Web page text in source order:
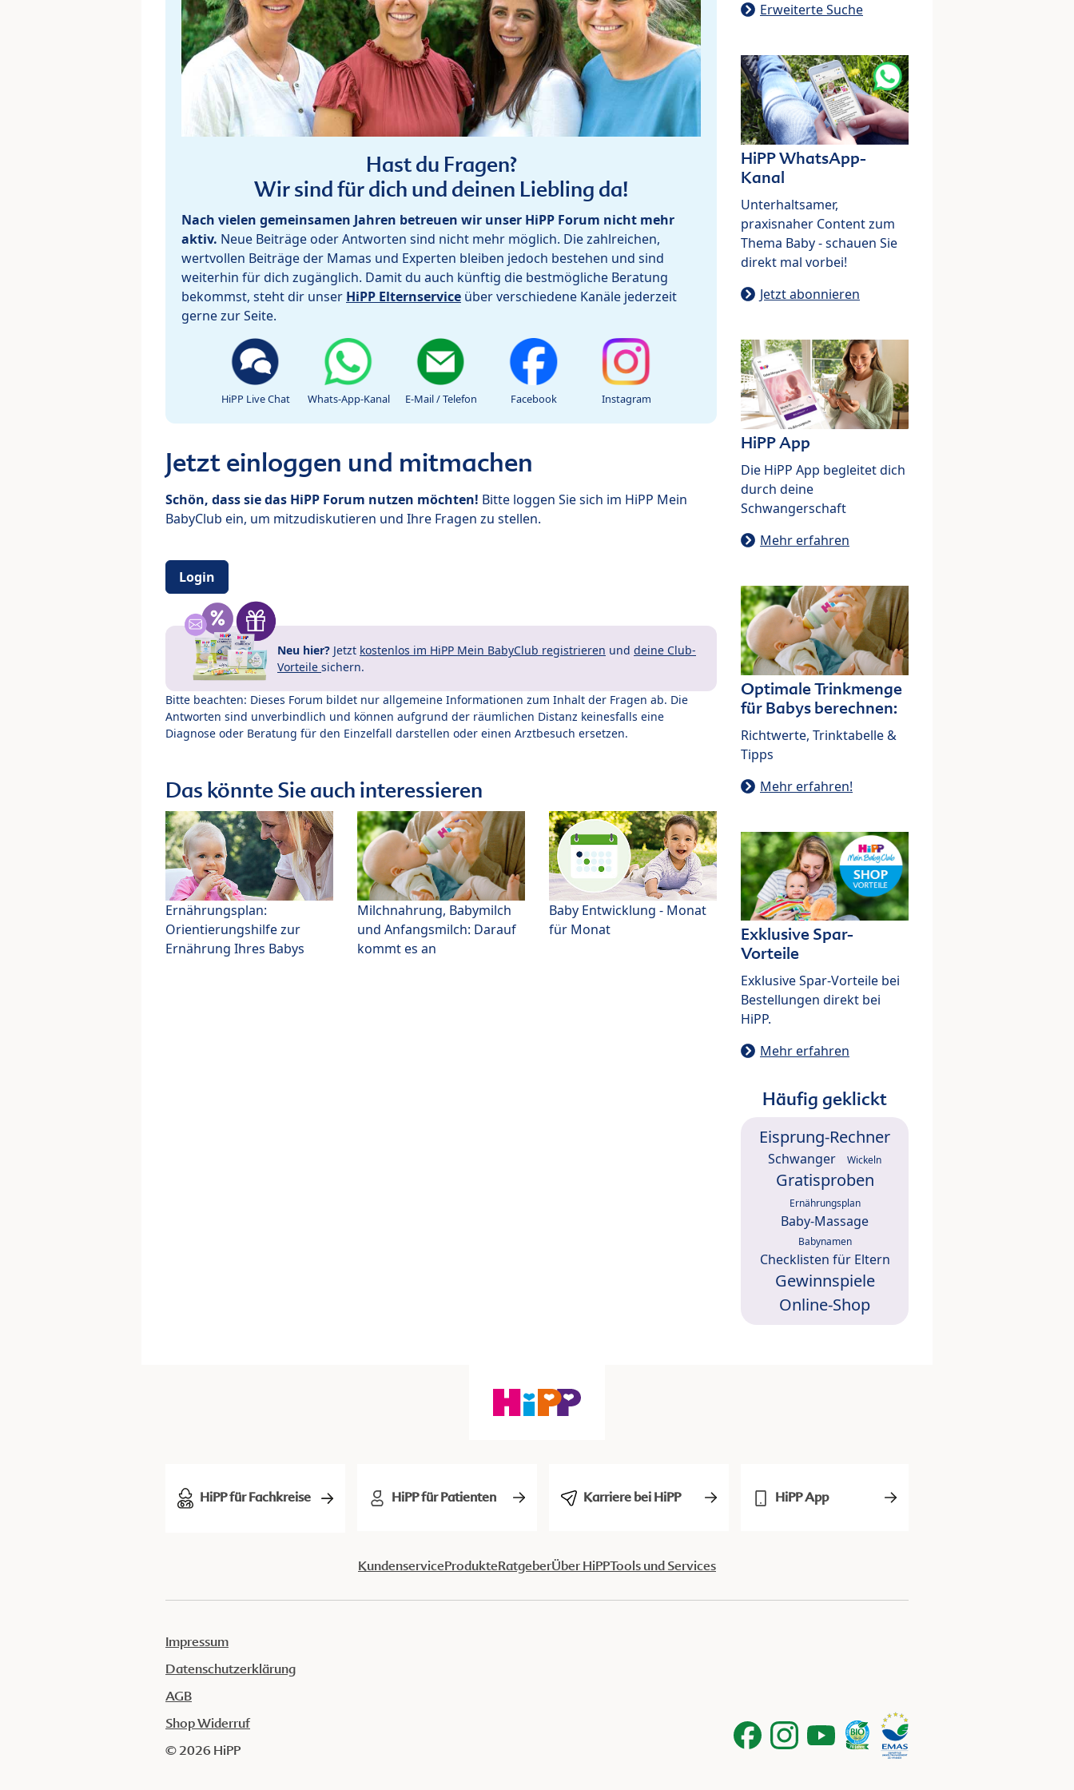
Hast du Fragen?
Wir sind für dich und deinen Liebling da!
Nach vielen gemeinsamen Jahren betreuen wir unser HiPP Forum nicht mehr
aktiv. Neue Beiträge oder Antworten sind nicht mehr möglich. Die zahlreichen,
wertvollen Beiträge der Mamas und Experten bleiben jedoch bestehen und sind
weiterhin für dich zugänglich. Damit du auch künftig die bestmögliche Beratung
bekommst, steht dir unser HiPP Elternservice über verschiedene Kanäle jederzeit
gerne zur Seite.
HiPP Live Chat Whats-App-Kanal E-Mail / Telefon Facebook Instagram
Jetzt einloggen und mitmachen
Schön, dass sie das HiPP Forum nutzen möchten! Bitte loggen Sie sich im HiPP Mein
BabyClub ein, um mitzudiskutieren und Ihre Fragen zu stellen.
Login
Neu hier? Jetzt kostenlos im HiPP Mein BabyClub registrieren und deine Club-
Vorteile sichern.
Bitte beachten: Dieses Forum bildet nur allgemeine Informationen zum Inhalt der Fragen ab. Die
Antworten sind unverbindlich und können aufgrund der räumlichen Distanz keinesfalls eine
Diagnose oder Beratung für den Einzelfall darstellen oder einen Arztbesuch ersetzen.
Das könnte Sie auch interessieren
Ernährungsplan:
Orientierungshilfe zur
Ernährung Ihres Babys
Milchnahrung, Babymilch
und Anfangsmilch: Darauf
kommt es an
Baby Entwicklung - Monat
für Monat
Erweiterte Suche
HiPP WhatsApp-
Kanal
Unterhaltsamer,
praxisnaher Content zum
Thema Baby - schauen Sie
direkt mal vorbei!
Jetzt abonnieren
HiPP App
Die HiPP App begleitet dich
durch deine
Schwangerschaft
Mehr erfahren
Optimale Trinkmenge
für Babys berechnen:
Richtwerte, Trinktabelle &
Tipps
Mehr erfahren!
Exklusive Spar-
Vorteile
Exklusive Spar-Vorteile bei
Bestellungen direkt bei
HiPP.
Mehr erfahren
Häufig geklickt
Eisprung-Rechner
Schwanger Wickeln
Gratisproben
Ernährungsplan
Baby-Massage
Babynamen
Checklisten für Eltern
Gewinnspiele
Online-Shop
HiPP für Fachkreise HiPP für Patienten Karriere bei HiPP HiPP App
KundenserviceProdukteRatgeberÜber HiPPTools und Services
Impressum
Datenschutzerklärung
AGB
Shop Widerruf
© 2026 HiPP